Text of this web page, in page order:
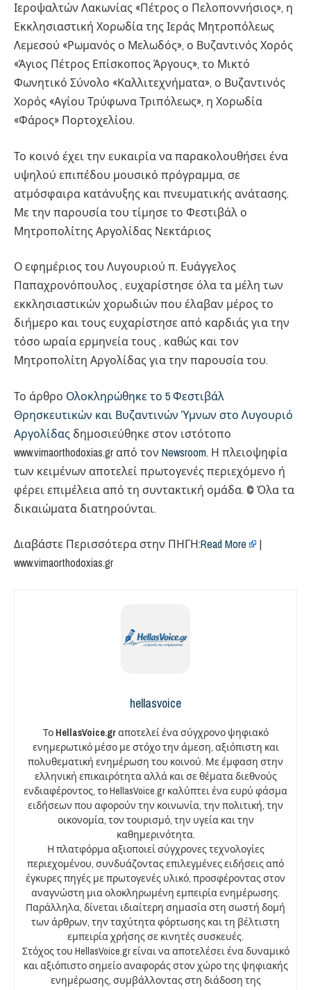
Ιεροψαλτών Λακωνίας «Πέτρος ο Πελοποννήσιος», η
Εκκλησιαστική Χορωδία της Ιεράς Μητροπόλεως
Λεμεσού «Ρωμανός ο Μελωδός», ο Βυζαντινός Χορός
«Άγιος Πέτρος Επίσκοπος Άργους», το Μικτό
Φωνητικό Σύνολο «Καλλιτεχνήματα», ο Βυζαντινός
Χορός «Αγίου Τρύφωνα Τριπόλεως», η Χορωδία
«Φάρος» Πορτοχελίου.
Το κοινό έχει την ευκαιρία να παρακολουθήσει ένα
υψηλού επιπέδου μουσικό πρόγραμμα, σε
ατμόσφαιρα κατάνυξης και πνευματικής ανάτασης.
Με την παρουσία του τίμησε το Φεστιβάλ ο
Μητροπολίτης Αργολίδας Νεκτάριος
Ο εφημέριος του Λυγουριού π. Ευάγγελος
Παπαχρονόπουλος , ευχαρίστησε όλα τα μέλη των
εκκλησιαστικών χορωδιών που έλαβαν μέρος το
διήμερο και τους ευχαρίστησε από καρδιάς για την
τόσο ωραία ερμηνεία τους , καθώς και τον
Μητροπολίτη Αργολίδας για την παρουσία του.
Το άρθρο Ολοκληρώθηκε το 5 Φεστιβάλ
Θρησκευτικών και Βυζαντινών Ύμνων στο Λυγουριό
Αργολίδας δημοσιεύθηκε στον ιστότοπο
www.vimaorthodoxias.gr από τον Newsroom. Η πλειοψηφία
των κειμένων αποτελεί πρωτογενές περιεχόμενο ή
φέρει επιμέλεια από τη συντακτική ομάδα. © Όλα τα
δικαιώματα διατηρούνται.
Διαβάστε Περισσότερα στην ΠΗΓΗ:Read More
|
www.vimaorthodoxias.gr
hellasvoice
Το HellasVoice.grαποτελεί ένα σύγχρονο ψηφιακό
ενημερωτικό μέσο με στόχο την άμεση, αξιόπιστη και
πολυθεματική ενημέρωση του κοινού. Με έμφαση στην
ελληνική επικαιρότητα αλλά και σε θέματα διεθνούς
ενδιαφέροντος, το HellasVoice.gr καλύπτει ένα ευρύ φάσμα
ειδήσεων που αφορούν την κοινωνία, την πολιτική, την
οικονομία, τον τουρισμό, την υγεία και την
καθημερινότητα.
Η πλατφόρμα αξιοποιεί σύγχρονες τεχνολογίες
περιεχομένου, συνδυάζοντας επιλεγμένες ειδήσεις από
έγκυρες πηγές με πρωτογενές υλικό, προσφέροντας στον
αναγνώστη μια ολοκληρωμένη εμπειρία ενημέρωσης.
Παράλληλα, δίνεται ιδιαίτερη σημασία στη σωστή δομή
των άρθρων, την ταχύτητα φόρτωσης και τη βέλτιστη
εμπειρία χρήσης σε κινητές συσκευές.
Στόχος του HellasVoice.gr είναι να αποτελέσει ένα δυναμικό
και αξιόπιστο σημείο αναφοράς στον χώρο της ψηφιακής
ενημέρωσης, συμβάλλοντας στη διάδοση της